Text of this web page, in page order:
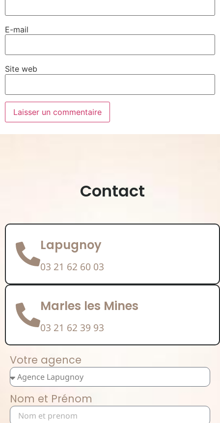
E-mail
Site web
Contact
Lapugnoy
03 21 62 60 03
Marles les Mines
03 21 62 39 93
Votre agence
Nom et Prénom